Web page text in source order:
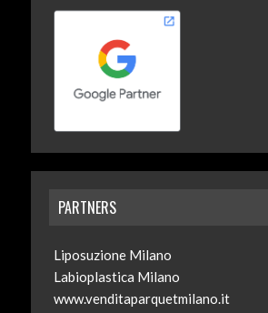
PARTNERS
Liposuzione Milano
Labioplastica Milano
www.venditaparquetmilano.it